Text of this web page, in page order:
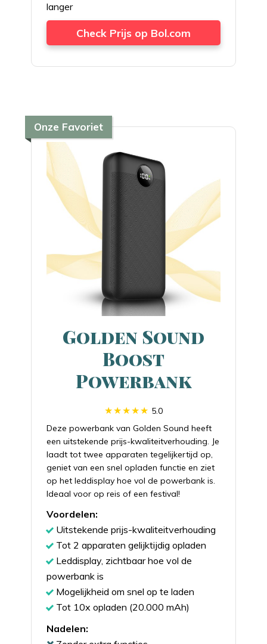
langer
Check Prijs op Bol.com
Onze Favoriet
Golden Sound
Boost
Powerbank
5.0
Deze powerbank van Golden Sound heeft
een uitstekende prijs-kwaliteitverhouding. Je
laadt tot twee apparaten tegelijkertijd op,
geniet van een snel opladen functie en ziet
op het leddisplay hoe vol de powerbank is.
Ideaal voor op reis of een festival!
Voordelen:
Uitstekende prijs-kwaliteitverhouding
Tot 2 apparaten gelijktijdig opladen
Leddisplay, zichtbaar hoe vol de
powerbank is
Mogelijkheid om snel op te laden
Tot 10x opladen (20.000 mAh)
Nadelen: